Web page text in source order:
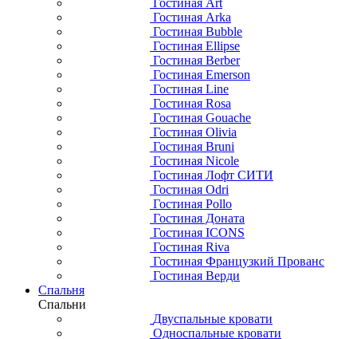
Гостиная Arka
Гостиная Bubble
Гостиная Ellipse
Гостиная Berber
Гостиная Emerson
Гостиная Line
Гостиная Rosa
Гостиная Gouache
Гостиная Olivia
Гостиная Bruni
Гостиная Nicole
Гостиная Лофт СИТИ
Гостиная Odri
Гостиная Pollo
Гостиная Доната
Гостиная ICONS
Гостиная Riva
Гостиная Французкий Прованс
Гостиная Верди
Спальня
Спальни
Двуспальные кровати
Односпальные кровати